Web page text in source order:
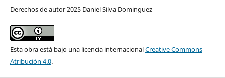
Derechos de autor 2025 Daniel Silva Dominguez
Esta obra está bajo una licencia internacionalCreative Commons
Atribución 4.0.